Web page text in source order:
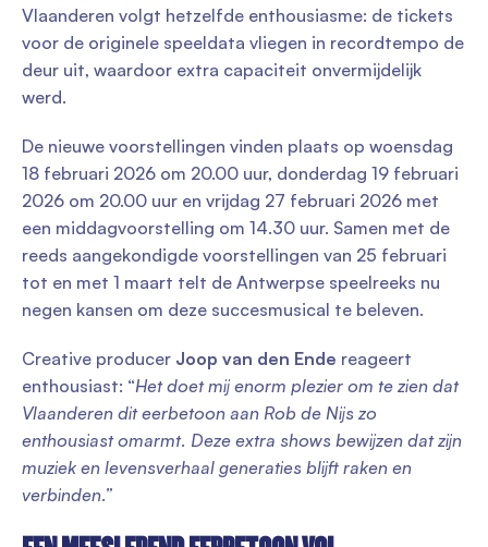
Vlaanderen volgt hetzelfde enthousiasme: de tickets
voor de originele speeldata vliegen in recordtempo de
deur uit, waardoor extra capaciteit onvermijdelijk
werd.
De nieuwe voorstellingen vinden plaats op woensdag
18 februari 2026 om 20.00 uur, donderdag 19 februari
2026 om 20.00 uur en vrijdag 27 februari 2026 met
een middagvoorstelling om 14.30 uur. Samen met de
reeds aangekondigde voorstellingen van 25 februari
tot en met 1 maart telt de Antwerpse speelreeks nu
negen kansen om deze succesmusical te beleven.
Creative producer Joop van den Ende reageert
enthousiast: “Het doet mij enorm plezier om te zien dat
Vlaanderen dit eerbetoon aan Rob de Nijs zo
enthousiast omarmt. Deze extra shows bewijzen dat zijn
muziek en levensverhaal generaties blijft raken en
verbinden.”